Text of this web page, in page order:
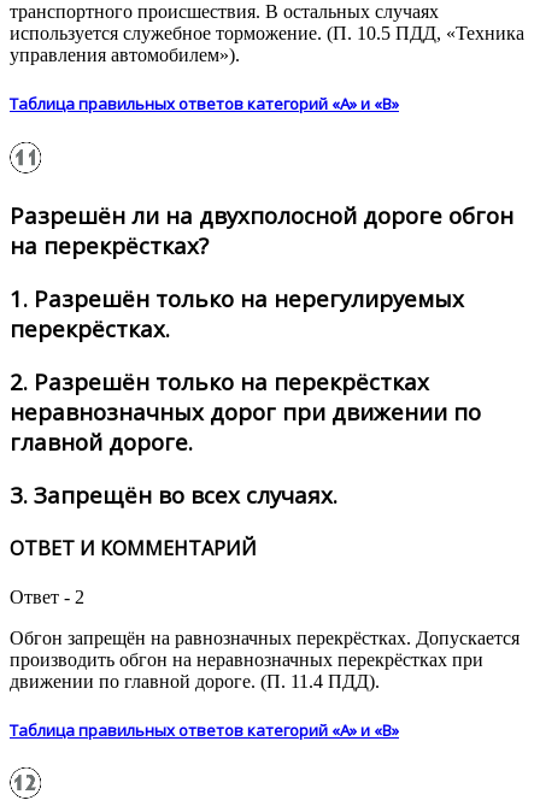
транспортного происшествия. В остальных случаях
используется служебное торможение. (П. 10.5 ПДД, «Техника
управления автомобилем»).
Таблица правильных ответов категорий «А» и «В»
Разрешён ли на двухполосной дороге обгон
на перекрёстках?
1. Разрешён только на нерегулируемых
перекрёстках.
2. Разрешён только на перекрёстках
неравнозначных дорог при движении по
главной дороге.
3. Запрещён во всех случаях.
ОТВЕТ И КОММЕНТАРИЙ
Ответ - 2
Обгон запрещён на равнозначных перекрёстках. Допускается
производить обгон на неравнозначных перекрёстках при
движении по главной дороге. (П. 11.4 ПДД).
Таблица правильных ответов категорий «А» и «В»